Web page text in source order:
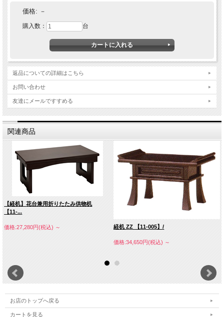
価格: －
購入数： 台
返品についての詳細はこちら
お問い合わせ
友達にメールですすめる
関連商品
【経机】花台兼用折りたたみ供物机
【11-...
価格:27,280円(税込)～ 経机 ZZ 【11-005】/
価格:34,650円(税込)～
お店のトップへ戻る
カートを見る